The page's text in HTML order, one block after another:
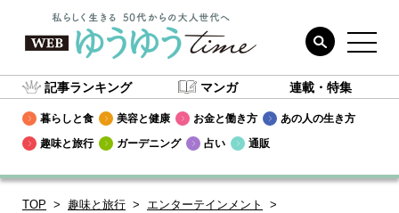
記事ランキング マンガ 連載・特集
暮らしと食 美容と健康 お金と働き方
あの人の生き方
趣味と旅行
ガーデニング 占い 通販
TOP 趣味と旅行
エンターテインメント